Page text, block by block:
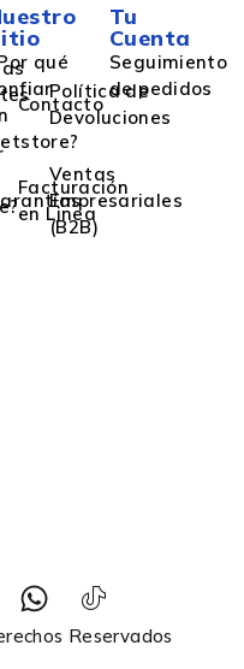
qué
Contacto
Política de
Devoluciones
Facturación
en Linea
Ventas
Empresariales
(B2B)
Tu
Cuenta
Seguimiento
de pedidos
Reservados